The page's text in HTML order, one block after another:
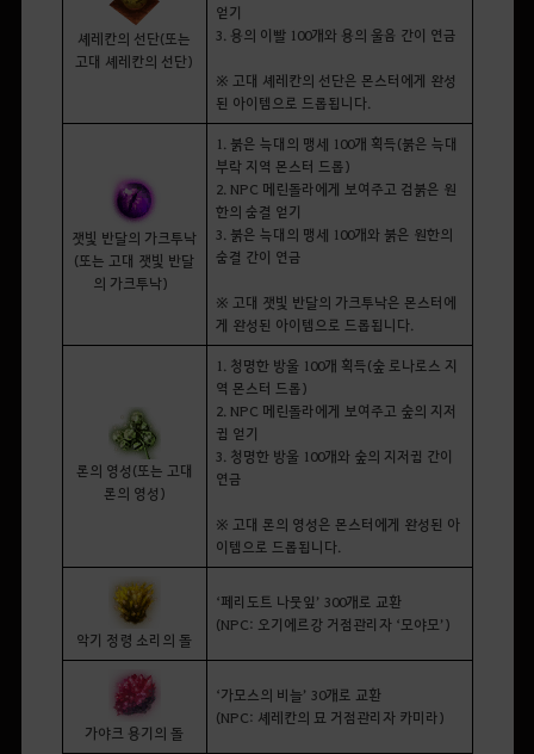
셰레칸의 선단(또는
고대 셰레칸의 선단)
얻기
3. 용의 이빨 100개와 용의 울음 간이 연금
※ 고대 셰레칸의 선단은 몬스터에게 완성
된 아이템으로 드롭됩니다.
잿빛 반달의 가크투낙
(또는 고대 잿빛 반달
의 가크투낙)
1. 붉은 늑대의 맹세 100개 획득(붉은 늑대
부락 지역 몬스터 드롭)
2. NPC 메린돌라에게 보여주고 검붉은 원
한의 숨결 얻기
3. 붉은 늑대의 맹세 100개와 붉은 원한의
숨결 간이 연금
※ 고대 잿빛 반달의 가크투낙은 몬스터에
게 완성된 아이템으로 드롭됩니다.
론의 영성(또는 고대
론의 영성)
1. 청명한 방울 100개 획득(숲 로나로스 지
역 몬스터 드롭)
2. NPC 메린돌라에게 보여주고 숲의 지저
귐 얻기
3. 청명한 방울 100개와 숲의 지저귐 간이
연금
※ 고대 론의 영성은 몬스터에게 완성된 아
이템으로 드롭됩니다.
악기 정령 소리의 돌
‘페리도트 나뭇잎’ 300개로 교환
(NPC: 오기에르강 거점관리자 ‘모야모’)
가야크 용기의 돌
‘가모스의 비늘’ 30개로 교환
(NPC: 셰레칸의 묘 거점관리자 카미라)